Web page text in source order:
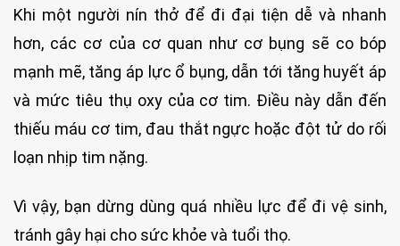
Khi một người nín thở để đi đại tiện dễ và nhanh
hơn, các cơ của cơ quan như cơ bụng sẽ co bóp
mạnh mẽ, tăng áp lực ổ bụng, dẫn tới tăng huyết áp
và mức tiêu thụ oxy của cơ tim. Điều này dẫn đến
thiếu máu cơ tim, đau thắt ngực hoặc đột tử do rối
loạn nhịp tim nặng.
Vì vậy, bạn dừng dùng quá nhiều lực để đi vệ sinh,
tránh gây hại cho sức khỏe và tuổi thọ.